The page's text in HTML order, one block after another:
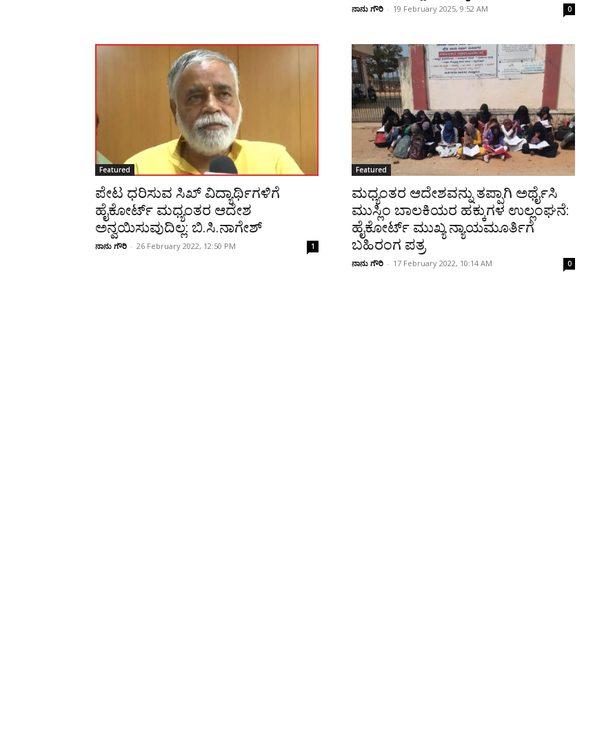
ನಾನು ಗೌರಿ - 19 February 2025, 9:52 AM 0
Featured
ಪೇಟ ಧರಿಸುವ ಸಿಖ್‌ ವಿದ್ಯಾರ್ಥಿಗಳಿಗೆ
ಹೈಕೋರ್ಟ್ ಮಧ್ಯಂತರ ಆದೇಶ
ಅನ್ವಯಿಸುವುದಿಲ್ಲ: ಬಿ.ಸಿ.ನಾಗೇಶ್
ನಾನು ಗೌರಿ - 26 February 2022, 12:50 PM 1
Featured
ಮಧ್ಯಂತರ ಆದೇಶವನ್ನು ತಪ್ಪಾಗಿ ಅರ್ಥೈಸಿ
ಮುಸ್ಲಿಂ ಬಾಲಕಿಯರ ಹಕ್ಕುಗಳ ಉಲ್ಲಂಘನೆ:
ಹೈಕೋರ್ಟ್‌ ಮುಖ್ಯ ನ್ಯಾಯಮೂರ್ತಿಗೆ
ಬಹಿರಂಗ ಪತ್ರ
ನಾನು ಗೌರಿ - 17 February 2022, 10:14 AM 0